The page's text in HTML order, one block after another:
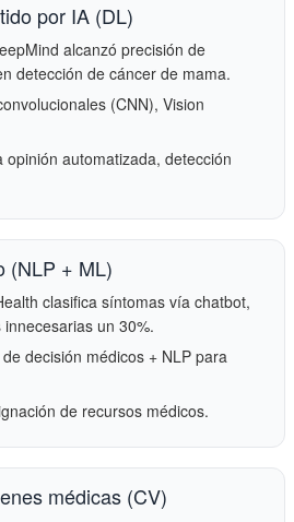
por IA (DL)
alcanzó precisión de
detección de cáncer de mama.
(CNN), Vision
opinión automatizada, detección
(NLP + ML)
clasifica síntomas vía chatbot,
un 30%.
decisión médicos + NLP para
de recursos médicos.
médicas (CV)